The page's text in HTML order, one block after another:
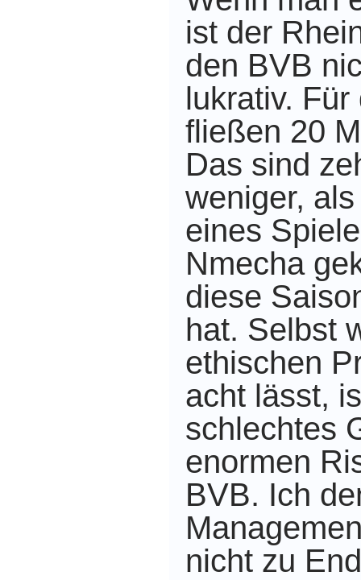
ist der
den BVB
lukrativ.
fließen 20
Das sind
weniger,
eines
Nmecha
diese
hat. Selbst
ethischen
acht lässt,
schlechtes
enormen
BVB. Ich
nicht zu